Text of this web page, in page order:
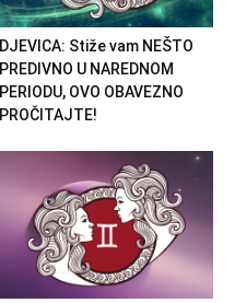
DJEVICA: Stiže vam NEŠTO
PREDIVNO U NAREDNOM
PERIODU, OVO OBAVEZNO
PROČITAJTE!